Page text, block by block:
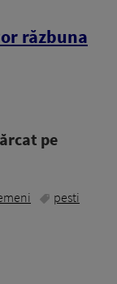
răzbuna
pe
pesti